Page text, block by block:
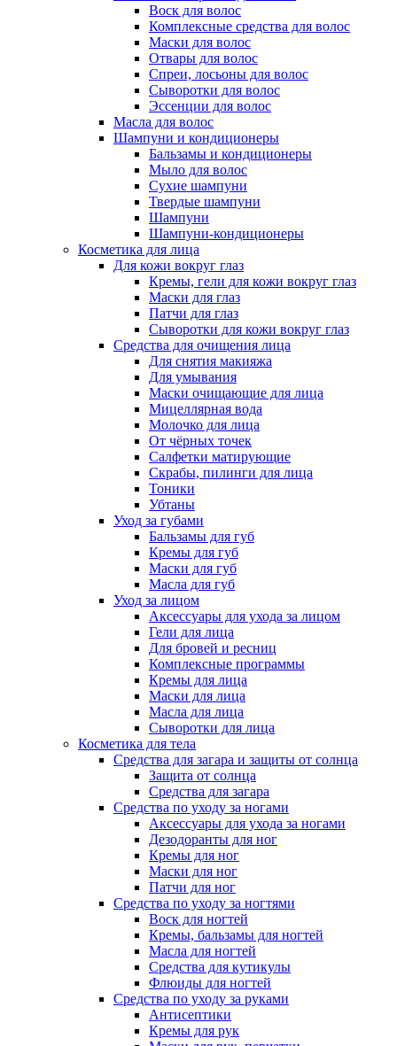
Воск для волос
Комплексные средства для волос
Маски для волос
Отвары для волос
Спреи, лосьоны для волос
Сыворотки для волос
Эссенции для волос
Масла для волос
Шампуни и кондиционеры
Бальзамы и кондиционеры
Мыло для волос
Сухие шампуни
Твердые шампуни
Шампуни
Шампуни-кондиционеры
Косметика для лица
Для кожи вокруг глаз
Кремы, гели для кожи вокруг глаз
Маски для глаз
Патчи для глаз
Сыворотки для кожи вокруг глаз
Средства для очищения лица
Для снятия макияжа
Для умывания
Маски очищающие для лица
Мицеллярная вода
Молочко для лица
От чёрных точек
Салфетки матирующие
Скрабы, пилинги для лица
Тоники
Убтаны
Уход за губами
Бальзамы для губ
Кремы для губ
Маски для губ
Масла для губ
Уход за лицом
Аксессуары для ухода за лицом
Гели для лица
Для бровей и ресниц
Комплексные программы
Кремы для лица
Маски для лица
Масла для лица
Сыворотки для лица
Косметика для тела
Средства для загара и защиты от солнца
Защита от солнца
Средства для загара
Средства по уходу за ногами
Аксессуары для ухода за ногами
Дезодоранты для ног
Кремы для ног
Маски для ног
Патчи для ног
Средства по уходу за ногтями
Воск для ногтей
Кремы, бальзамы для ногтей
Масла для ногтей
Средства для кутикулы
Флюиды для ногтей
Средства по уходу за руками
Антисептики
Кремы для рук